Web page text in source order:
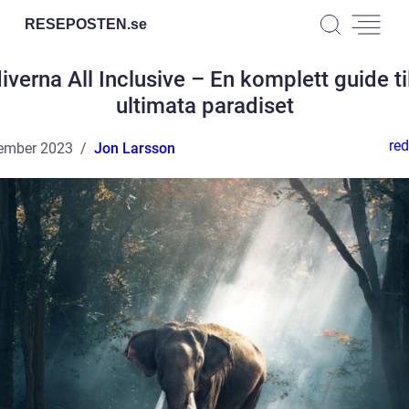
RESEPOSTEN.se
All Inclusive – En komplett guide
ultimata paradiset
2023 Jon Larsson